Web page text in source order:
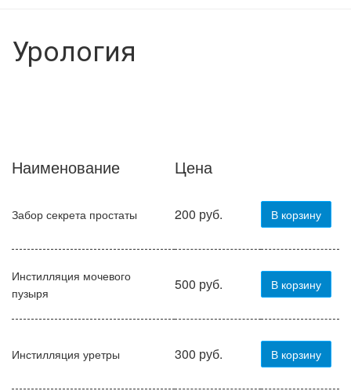
Урология
Наименование Цена
Забор секрета простаты 200 руб. В корзину
Инстилляция мочевого
пузыря
500 руб. В корзину
Инстилляция уретры 300 руб. В корзину